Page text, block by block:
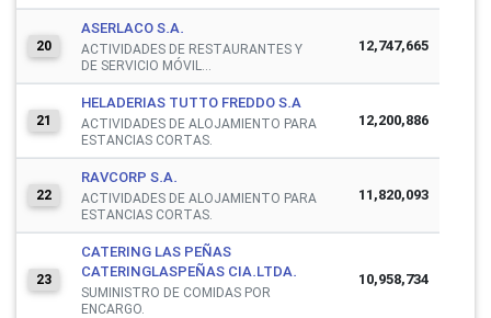
20
ASERLACO S.A.
ACTIVIDADES DE RESTAURANTES Y
DE SERVICIO MÓVIL...
12,747,665
21
HELADERIAS TUTTO FREDDO S.A
ACTIVIDADES DE ALOJAMIENTO PARA
ESTANCIAS CORTAS.
12,200,886
22
RAVCORP S.A.
ACTIVIDADES DE ALOJAMIENTO PARA
ESTANCIAS CORTAS.
11,820,093
23
CATERING LAS PEÑAS
CATERINGLASPEÑAS CIA.LTDA.
SUMINISTRO DE COMIDAS POR
ENCARGO.
10,958,734